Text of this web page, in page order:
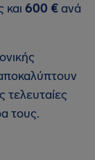
και 600 €ανά
τελευταίες
τους.